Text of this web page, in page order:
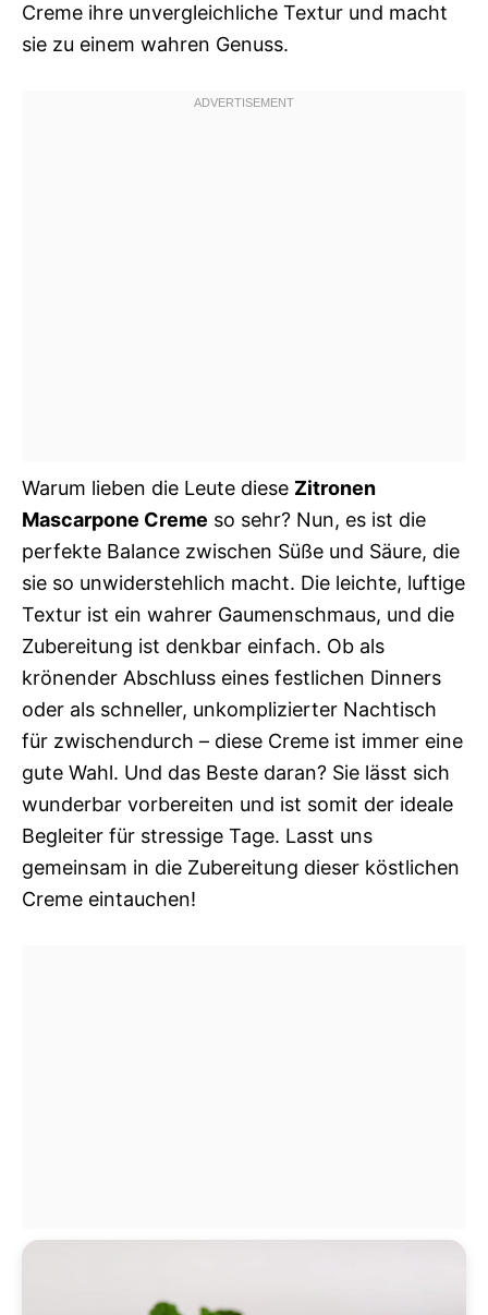
Creme ihre unvergleichliche Textur und macht
sie zu einem wahren Genuss.
Warum lieben die Leute diese Zitronen
Mascarpone Creme so sehr? Nun, es ist die
perfekte Balance zwischen Süße und Säure, die
sie so unwiderstehlich macht. Die leichte, luftige
Textur ist ein wahrer Gaumenschmaus, und die
Zubereitung ist denkbar einfach. Ob als
krönender Abschluss eines festlichen Dinners
oder als schneller, unkomplizierter Nachtisch
für zwischendurch – diese Creme ist immer eine
gute Wahl. Und das Beste daran? Sie lässt sich
wunderbar vorbereiten und ist somit der ideale
Begleiter für stressige Tage. Lasst uns
gemeinsam in die Zubereitung dieser köstlichen
Creme eintauchen!